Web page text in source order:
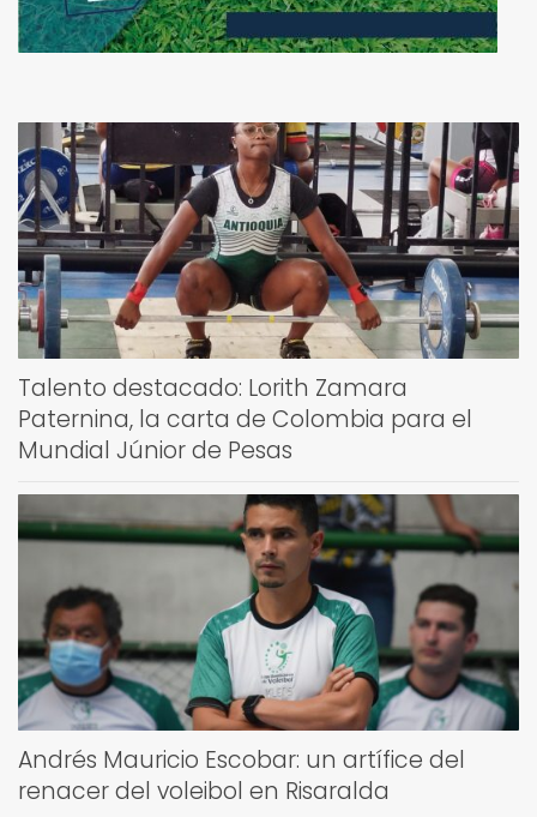
Talento destacado: Lorith Zamara
Paternina, la carta de Colombia para el
Mundial Júnior de Pesas
Andrés Mauricio Escobar: un artífice del
renacer del voleibol en Risaralda